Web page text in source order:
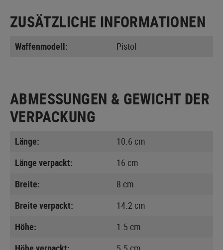
ZUSÄTZLICHE INFORMATIONEN
Waffenmodell: Pistol
ABMESSUNGEN & GEWICHT DER
VERPACKUNG
Länge:
10.6 cm
Länge verpackt:
16 cm
Breite:
8 cm
Breite verpackt:
14.2 cm
Höhe:
1.5 cm